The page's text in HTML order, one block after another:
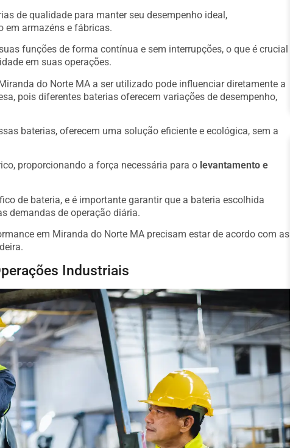
de qualidade para manter seu desempenho ideal,
em armazéns e fábricas.
funções de forma contínua e sem interrupções, o que é crucial
em suas operações.
do Norte MA a ser utilizado pode influenciar diretamente a
pois diferentes baterias oferecem variações de desempenho,
baterias, oferecem uma solução eficiente e ecológica, sem a
proporcionando a força necessária para o levantamento e
de bateria, e é importante garantir que a bateria escolhida
demandas de operação diária.
em Miranda do Norte MA precisam estar de acordo com as
Industriais